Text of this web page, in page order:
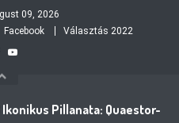
09, 2026
Facebook Választás 2022
Ikonikus Pillanata: Quaestor-